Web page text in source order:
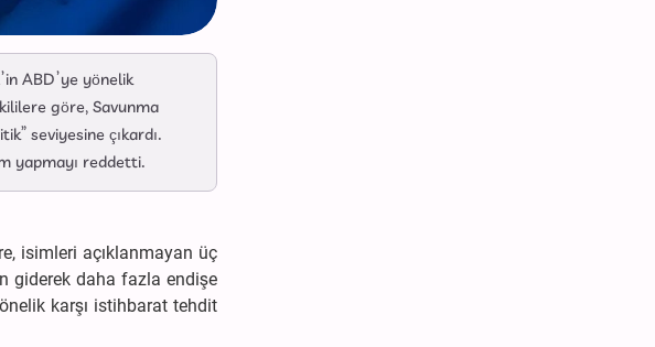
ABD’ye yönelik
göre, Savunma
seviyesine çıkardı.
yapmayı reddetti.
isimleri açıklanmayan üç
giderek daha fazla endişe
karşı istihbarat tehdit